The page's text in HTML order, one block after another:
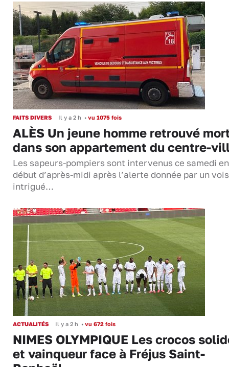
FAITS DIVERS Il y a 2 h • vu 1075 fois
ALÈS Un jeune homme retrouvé
dans son appartement du centre-
Les sapeurs-pompiers sont intervenus ce samedi en
début d’après-midi après l’alerte donnée par un
intrigué…
ACTUALITÉS Il y a 2 h • vu 672 fois
NIMES OLYMPIQUE Les crocos
et vainqueur face à Fréjus Saint-